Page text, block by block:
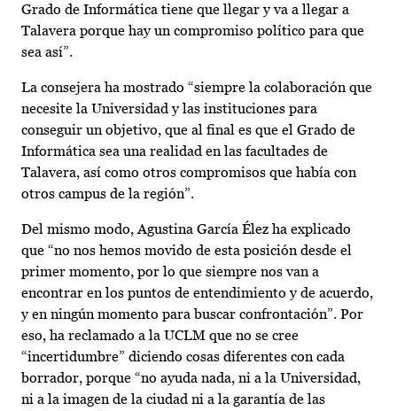
Grado de Informática tiene que llegar y va a llegar a
Talavera porque hay un compromiso político para que
sea así”.
La consejera ha mostrado “siempre la colaboración que
necesite la Universidad y las instituciones para
conseguir un objetivo, que al final es que el Grado de
Informática sea una realidad en las facultades de
Talavera, así como otros compromisos que había con
otros campus de la región”.
Del mismo modo, Agustina García Élez ha explicado
que “no nos hemos movido de esta posición desde el
primer momento, por lo que siempre nos van a
encontrar en los puntos de entendimiento y de acuerdo,
y en ningún momento para buscar confrontación”. Por
eso, ha reclamado a la UCLM que no se cree
“incertidumbre” diciendo cosas diferentes con cada
borrador, porque “no ayuda nada, ni a la Universidad,
ni a la imagen de la ciudad ni a la garantía de las